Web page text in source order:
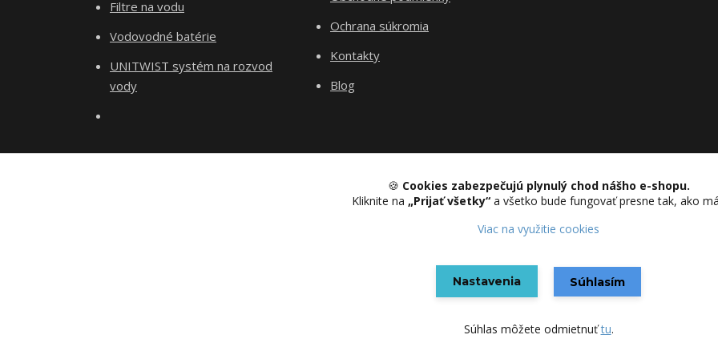
Filtre na vodu
Vodovodné batérie
UNITWIST systém na rozvod
vody
Ochrana súkromia
Kontakty
Blog
Upravit sběr cookies.
Vytvorené na Eshop-rychlo.sk
🍪 Cookies zabezpečujú plynulý chod nášho e-shopu.
Kliknite na „Prijať všetky“ a všetko bude fungovať presne tak, ako
Viac na využitie cookies
Nastavenia Súhlasím
Súhlas môžete odmietnuťtu.